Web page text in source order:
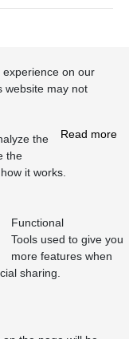
on our
website may not
Read more
the
the
it works.
Functional
Tools used to give you
more features when
sharing.